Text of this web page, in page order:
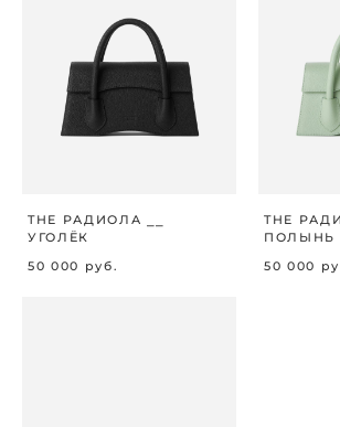
THE РАДИОЛА ⎯⎯
УГОЛЁК
50 000 pуб.
THE
ПОЛЫНЬ
50 000